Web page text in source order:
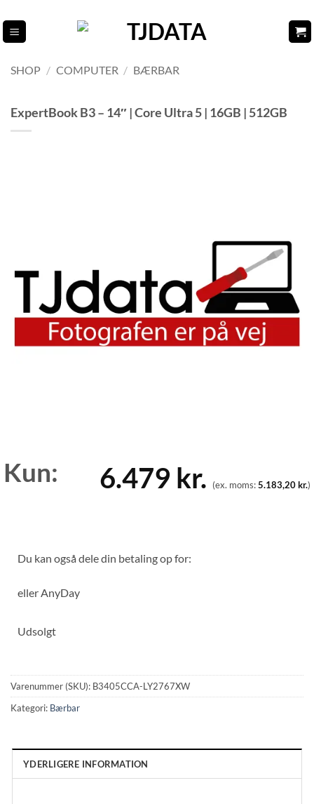
til
indhold
SHOP / COMPUTER / BÆRBAR
ExpertBook B3 – 14″ | Core Ultra 5 | 16GB | 512GB
Kun: 6.479 kr. (ex. moms:5.183,20kr.)
Du kan også dele din betaling op for:
eller AnyDay
Udsolgt
Varenummer (SKU): B3405CCA-LY2767XW
Kategori: Bærbar
YDERLIGERE INFORMATION